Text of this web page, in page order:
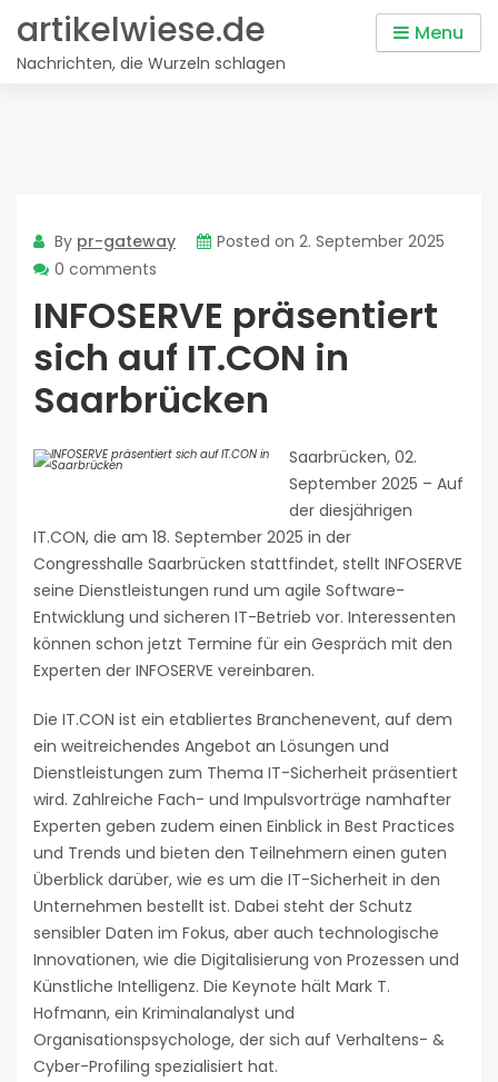
content
artikelwiese.de
Nachrichten, die Wurzeln schlagen
Menu
By pr-gateway Posted on 2. September 2025
0 comments
INFOSERVE präsentiert
sich auf IT.CON in
Saarbrücken
Saarbrücken, 02.
September 2025 – Auf
der diesjährigen
IT.CON, die am 18. September 2025 in der
Congresshalle Saarbrücken stattfindet, stellt INFOSERVE
seine Dienstleistungen rund um agile Software-
Entwicklung und sicheren IT-Betrieb vor. Interessenten
können schon jetzt Termine für ein Gespräch mit den
Experten der INFOSERVE vereinbaren.
Die IT.CON ist ein etabliertes Branchenevent, auf dem
ein weitreichendes Angebot an Lösungen und
Dienstleistungen zum Thema IT-Sicherheit präsentiert
wird. Zahlreiche Fach- und Impulsvorträge namhafter
Experten geben zudem einen Einblick in Best Practices
und Trends und bieten den Teilnehmern einen guten
Überblick darüber, wie es um die IT-Sicherheit in den
Unternehmen bestellt ist. Dabei steht der Schutz
sensibler Daten im Fokus, aber auch technologische
Innovationen, wie die Digitalisierung von Prozessen und
Künstliche Intelligenz. Die Keynote hält Mark T.
Hofmann, ein Kriminalanalyst und
Organisationspsychologe, der sich auf Verhaltens- &
Cyber-Profiling spezialisiert hat.